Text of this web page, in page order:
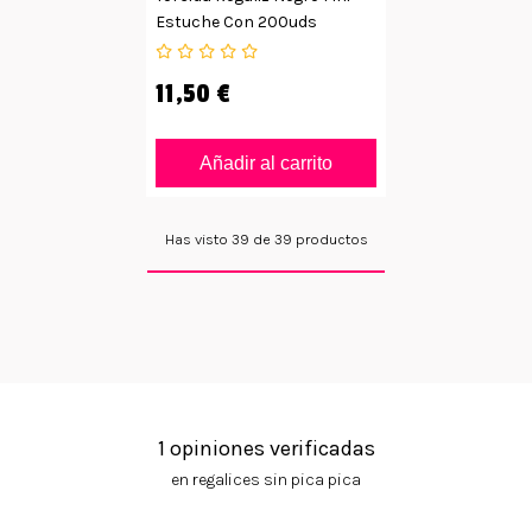
Estuche Con 200uds
11,50 €
Añadir al carrito
Has visto 39 de 39 productos
1 opiniones verificadas
en regalices sin pica pica